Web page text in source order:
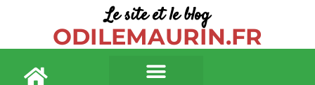
Le site et le blog
ODILEMAURIN.FR